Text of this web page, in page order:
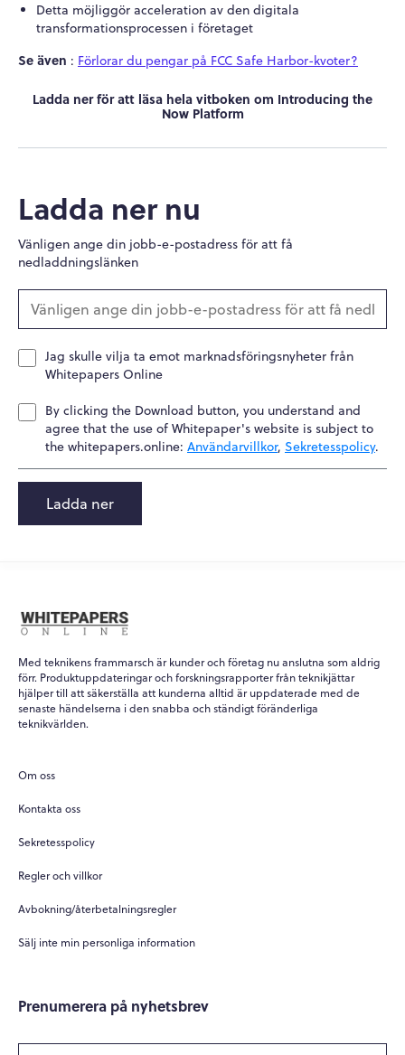
Detta möjliggör acceleration av den digitala
transformationsprocessen i företaget
Se även : Förlorar du pengar på FCC Safe Harbor-kvoter?
Ladda ner för att läsa hela vitboken om Introducing the
Now Platform
Ladda ner nu
Vänligen ange din jobb-e-postadress för att få
nedladdningslänken
Jag skulle vilja ta emot marknadsföringsnyheter från
Whitepapers Online
By clicking the Download button, you understand and
agree that the use of Whitepaper's website is subject to
the whitepapers.online: Användarvillkor, Sekretesspolicy.
Ladda ner
Med teknikens frammarsch är kunder och företag nu anslutna som aldrig
förr. Produktuppdateringar och forskningsrapporter från teknikjättar
hjälper till att säkerställa att kunderna alltid är uppdaterade med de
senaste händelserna i den snabba och ständigt föränderliga
teknikvärlden.
Om oss
Kontakta oss
Sekretesspolicy
Regler och villkor
Avbokning/återbetalningsregler
Sälj inte min personliga information
Prenumerera på nyhetsbrev